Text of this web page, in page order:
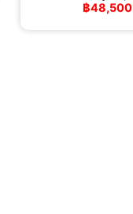
฿48,500